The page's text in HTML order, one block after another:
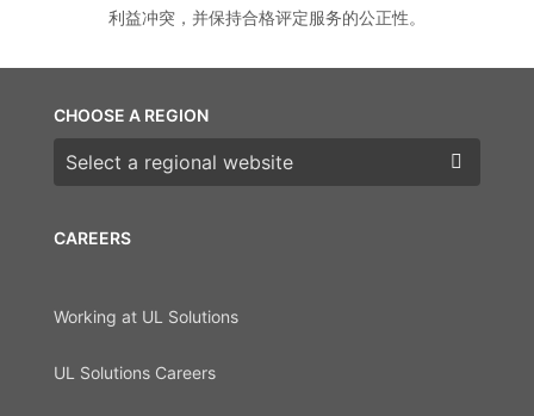
利益冲突，并保持合格评定服务的公正性。
CAREERS
Working at UL Solutions
UL Solutions Careers
CHOOSE A REGION
Choose a region